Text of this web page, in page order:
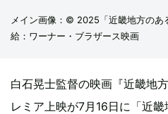
メイン画像：© 2025「近畿地方の
給：ワーナー・ブラザース映画
白石晃士監督の映画『近畿地
レミア上映が7月16日に「近